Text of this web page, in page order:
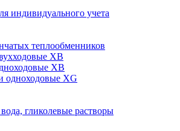
индивидуального учета
теплообменников
XB
ХВ
одноходовые ХG
гликолевые растворы